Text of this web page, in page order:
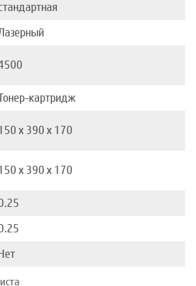
картридж
x 390 x 170
x 390 x 170